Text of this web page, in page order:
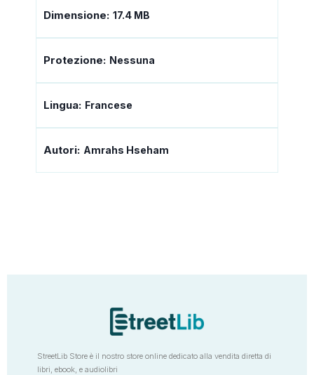
Dimensione: 17.4 MB
Protezione: Nessuna
Lingua: Francese
Autori: Amrahs Hseham
StreetLib Store è il nostro store online dedicato alla vendita diretta di
libri, ebook, e audiolibri